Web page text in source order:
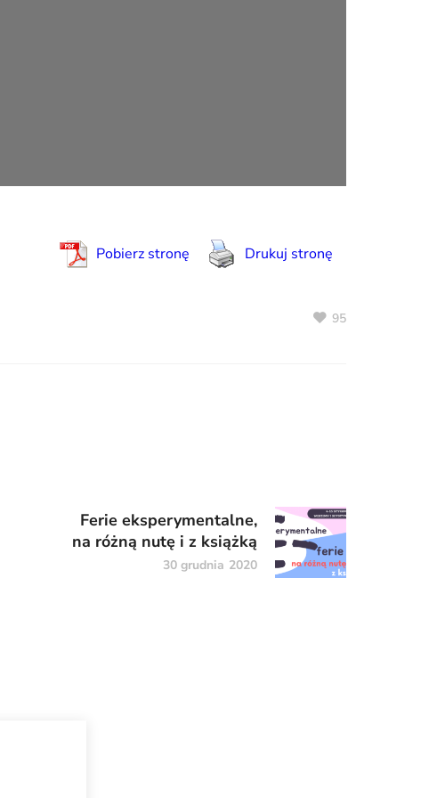
Pobierz stronę Drukuj stronę
95
Ferie eksperymentalne,
na różną nutę i z książką
30 grudnia 2020